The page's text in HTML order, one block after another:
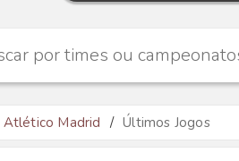
Atlético Madrid Últimos Jogos